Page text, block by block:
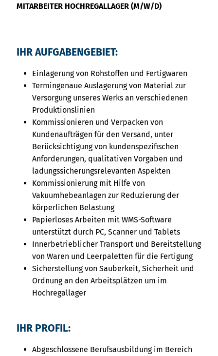
MITARBEITER HOCHREGALLAGER (M/W/D)
IHR AUFGABENGEBIET:
Einlagerung von Rohstoffen und Fertigwaren
Termingenaue Auslagerung von Material zur
Versorgung unseres Werks an verschiedenen
Produktionslinien
Kommissionieren und Verpacken von
Kundenaufträgen für den Versand, unter
Berücksichtigung von kundenspezifischen
Anforderungen, qualitativen Vorgaben und
ladungssicherungsrelevanten Aspekten
Kommissionierung mit Hilfe von
Vakuumhebeanlagen zur Reduzierung der
körperlichen Belastung
Papierloses Arbeiten mit WMS-Software
unterstützt durch PC, Scanner und Tablets
Innerbetrieblicher Transport und Bereitstellung
von Waren und Leerpaletten für die Fertigung
Sicherstellung von Sauberkeit, Sicherheit und
Ordnung an den Arbeitsplätzen um im
Hochregallager
IHR PROFIL:
Abgeschlossene Berufsausbildung im Bereich